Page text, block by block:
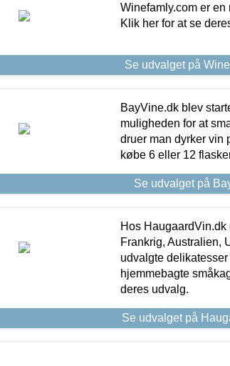
Winefamly.com er
Klik her for at se
Se udvalget på
BayVine.dk blev
muligheden for at
druer man dyrker vin
købe 6 eller 12
Se udvalget på
Hos
Frankrig, Australien,
udvalgte
hjemmebagte
deres udvalg.
Se udvalget på